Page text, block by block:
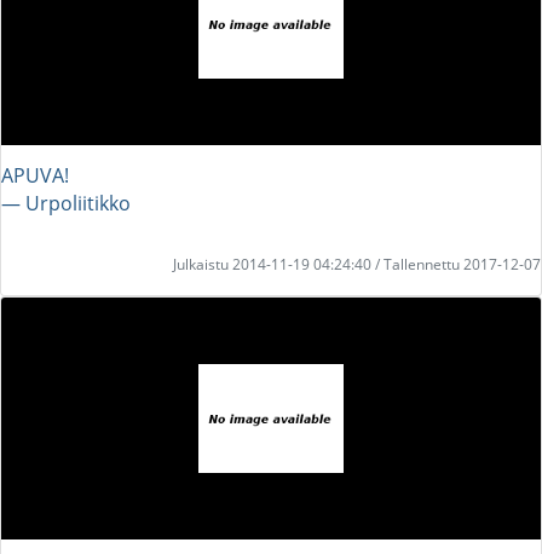
APUVA!
― Urpoliitikko
Julkaistu 2014-11-19 04:24:40 / Tallennettu 2017-12-07